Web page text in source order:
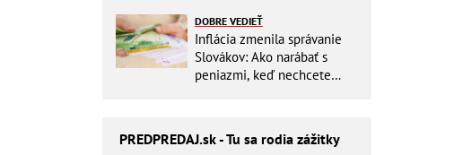
DOBRE VEDIEŤ
Inflácia zmenila správanie
Slovákov: Ako narábať s
peniazmi, keď nechcete
PREDPREDAJ.sk - Tu sa rodia zážitky